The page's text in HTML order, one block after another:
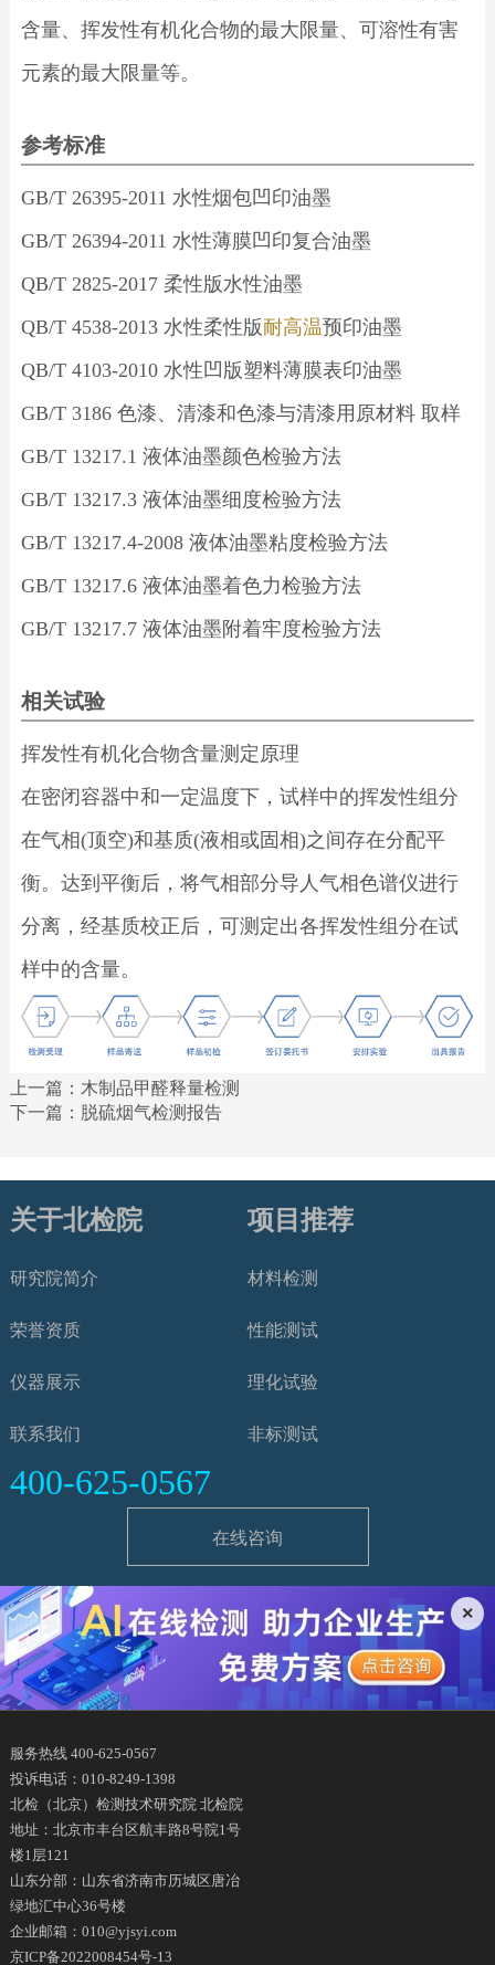
含量、挥发性有机化合物的最大限量、可溶性有害
元素的最大限量等。
参考标准
GB/T 26395-2011 水性烟包凹印油墨
GB/T 26394-2011 水性薄膜凹印复合油墨
QB/T 2825-2017 柔性版水性油墨
QB/T 4538-2013 水性柔性版耐高温预印油墨
QB/T 4103-2010 水性凹版塑料薄膜表印油墨
GB/T 3186 色漆、清漆和色漆与清漆用原材料 取样
GB/T 13217.1 液体油墨颜色检验方法
GB/T 13217.3 液体油墨细度检验方法
GB/T 13217.4-2008 液体油墨粘度检验方法
GB/T 13217.6 液体油墨着色力检验方法
GB/T 13217.7 液体油墨附着牢度检验方法
相关试验
挥发性有机化合物含量测定原理
在密闭容器中和一定温度下，试样中的挥发性组分
在气相(顶空)和基质(液相或固相)之间存在分配平
衡。达到平衡后，将气相部分导人气相色谱仪进行
分离，经基质校正后，可测定出各挥发性组分在试
样中的含量。
上一篇： 木制品甲醛释量检测
下一篇： 脱硫烟气检测报告
关于北检院
研究院简介
荣誉资质
仪器展示
联系我们
项目推荐
材料检测
性能测试
理化试验
非标测试
400-625-0567
在线咨询
×
服务热线 400-625-0567
投诉电话：010-8249-1398
北检（北京）检测技术研究院 北检院
地址：北京市丰台区航丰路8号院1号
楼1层121
山东分部：山东省济南市历城区唐冶
绿地汇中心36号楼
企业邮箱：010@yjsyi.com
京ICP备2022008454号-13